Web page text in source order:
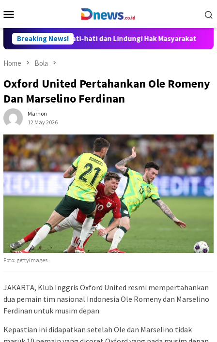
to
Menu
Breaking News!
Disusun Hati-hati dan Lindungi Hak Masyarakat Dosen
Home Bola
Oxford United Pertahankan Ole Romeny
Dan Marselino Ferdinan
Marhon
12 May 2026
Foto: gettyimages
JAKARTA, Klub Inggris Oxford United resmi mempertahankan
dua pemain tim nasional Indonesia Ole Romeny dan Marselino
Ferdinan untuk musim depan.
Kepastian ini didapatkan setelah Ole dan Marselino tidak